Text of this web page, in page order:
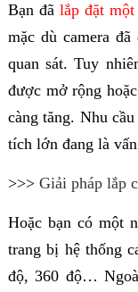
Bạn đãlắp đặt một
mặc dù camera
quan sát. Tuy
được mở rộng
càng tăng. Nhu
tích lớn đang là
>>> Giải pháp lắp
Hoặc bạn có một
trang bị hệ thống
độ, 360 độ…